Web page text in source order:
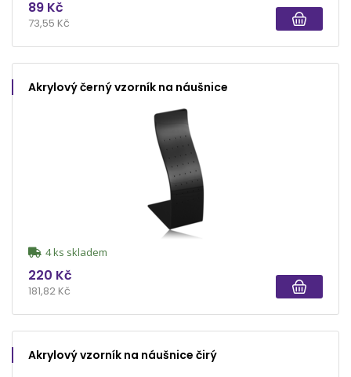
89 Kč
73,55 Kč
Akrylový černý vzorník na náušnice
4 ks skladem
220 Kč
181,82 Kč
Akrylový vzorník na náušnice čirý